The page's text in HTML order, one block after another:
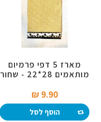
מארז 5 דפי פרמיום
מותאמים 28*22 - שחור
9.90 ₪‎
הוסף לסל